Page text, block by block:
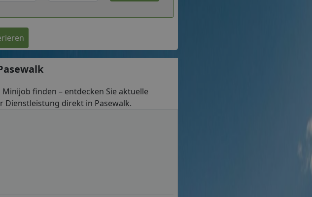
finden – entdecken Sie aktuelle
Dienstleistung direkt in Pasewalk.